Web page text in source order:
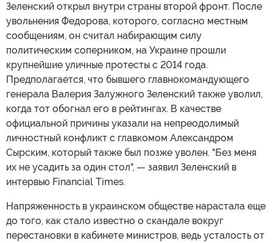
Зеленский открыл внутри страны второй фронт. После
увольнения Федорова, которого, согласно местным
сообщениям, он считал набирающим силу
политическим соперником, на Украине прошли
крупнейшие уличные протесты с 2014 года.
Предполагается, что бывшего главнокомандующего
генерала Валерия Залужного Зеленский также уволил,
когда тот обогнал его в рейтингах. В качестве
официальной причины указали на непреодолимый
личностный конфликт с главкомом Александром
Сырским, который также был позже уволен. "Без меня
их не усадить за один стол", — заявил Зеленский в
интервью Financial Times.
Напряженность в украинском обществе нарастала еще
до того, как стало известно о скандале вокруг
перестановки в кабинете министров, ведь усталость от